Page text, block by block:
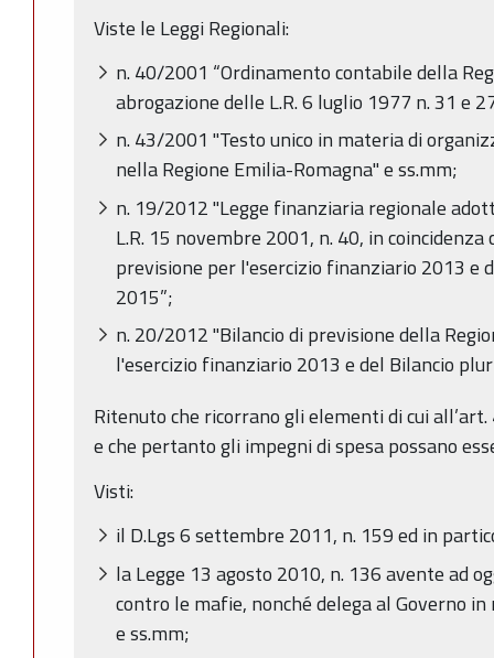
Viste le Leggi Regionali:
n. 40/2001 “Ordinamento contabile della
abrogazione delle L.R. 6 luglio 1977 n. 31 e
n. 43/2001 "Testo unico in materia di
nella Regione Emilia-Romagna" e ss.mm;
n. 19/2012 "Legge finanziaria regionale
L.R. 15 novembre 2001, n. 40, in
previsione per l'esercizio finanziario 2013 e
2015”;
n. 20/2012 "Bilancio di previsione della
l'esercizio finanziario 2013 e del Bilancio
Ritenuto che ricorrano gli elementi di cui
e che pertanto gli impegni di spesa possano
Visti:
il D.Lgs 6 settembre 2011, n. 159 ed in
la Legge 13 agosto 2010, n. 136 avente ad
contro le mafie, nonché delega al Governo
e ss.mm;